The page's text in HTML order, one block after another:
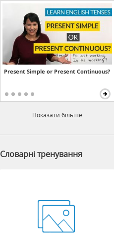
Present Simple or Present Continuous?
Показати більше
Словарні тренування